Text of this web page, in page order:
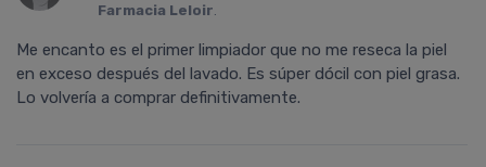
Farmacia Leloir.
Me encanto es el primer limpiador que no me reseca la piel
en exceso después del lavado. Es súper dócil con piel grasa.
Lo volvería a comprar definitivamente.